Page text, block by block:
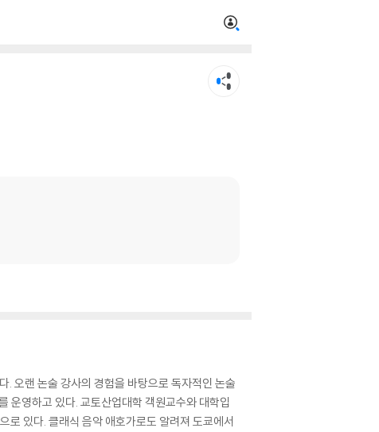
. 오랜 논술 강사의 경험을 바탕으로 독자적인 논술
운영하고 있다. 교토산업대학 객원교수와 대학입
있다. 클래식 음악 애호가로도 알려져 도쿄에서